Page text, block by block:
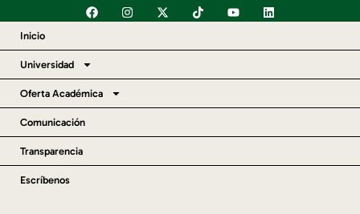
Inicio
Universidad
Oferta Académica
Comunicación
Transparencia
Escríbenos